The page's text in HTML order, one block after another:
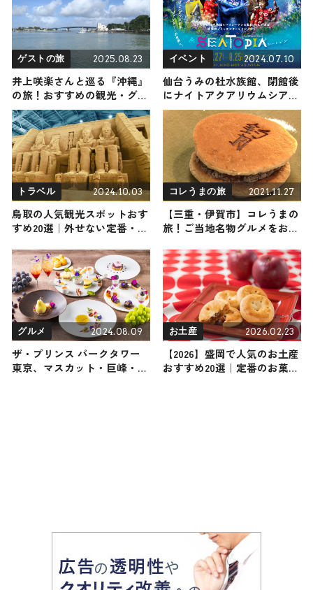
ゲストの旅 2025.08.23
井上咲楽さんと巡る『沖縄』
の旅！おすすめの観光・グル
メをご紹介 2025年8月23日放
送
イベント 2024.07.10
仙台うみの杜水族館、閉館後
にナイトアクアリウムシアタ
ー開催 白Aが館内でパフォー
マンス
トラベル 2024.10.03
鳥取の人気観光スポットおす
すめ20選｜外せない定番・名
の観光地を紹介
コレうまの旅 2021.11.27
【三重・伊賀市】コレうまの
旅！ご当地名物グルメをお届
グルメ 2024.08.09
ザ・プリンス パークタワー
東京、マスカット・巨峰・洋
お土産 2026.02.23
【2026】盛岡で人気のお土産
おすすめ20選｜定番のお菓子